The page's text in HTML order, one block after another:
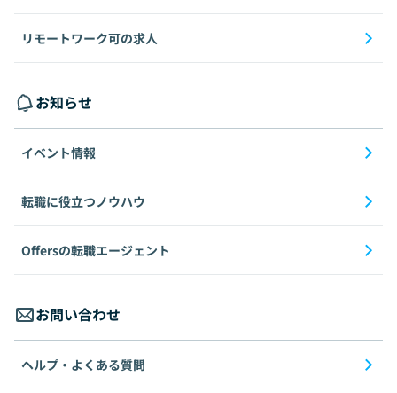
リモートワーク可の求人
お知らせ
イベント情報
転職に役立つノウハウ
Offersの転職エージェント
お問い合わせ
ヘルプ・よくある質問